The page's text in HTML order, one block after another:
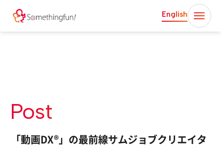
English
Post
「動画DX®︎」の最前線サムジョブクリエイタ